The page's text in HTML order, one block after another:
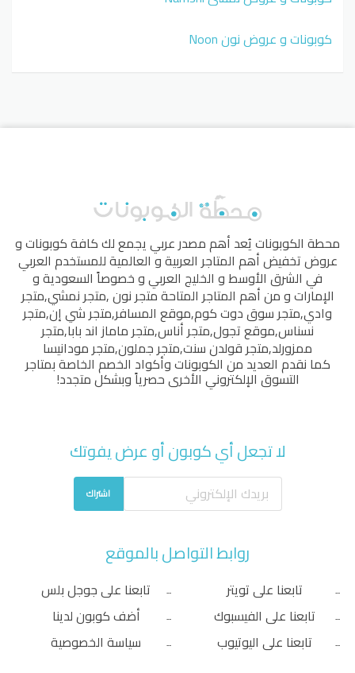
كوبونات و عروض نون Noon
محطة الكوبوناتيُعد أهم مصدر عربي يجمع لك كافة كوبونات و
عروض تخفيض أهم المتاجر العربية و العالمية للمستخدم العربي
في الشرق الأوسط و الخليج العربي و خصوصاً السعودية و
الإمارات و من أهم المتاجر المتاحةمتجر نون,متجر نمشي,متجر
وادي,متجر سوق دوت كوم,موقع المسافر,متجر شي إن,متجر
نسناس,موقع تجول,متجر أناس,متجر ماماز اند بابا,متجر
ممزورلد,متجر قولدن سنت,متجر جملون,متجر مودانيسا
كما نقدم العديد من الكوبونات وأكواد الخصم الخاصة بمتاجر
التسوق الإلكتروني الأخرى حصرياً وبشكل متجدد!
لا تجعل أي كوبون أو عرض يفوتك
اشتراك
روابط التواصل بالموقع
تابعنا على تويتر
تابعنا على الفيسبوك
تابعنا على اليوتيوب
تابعنا على جوجل بلس
أضف كوبون لدينا
سياسة الخصوصية